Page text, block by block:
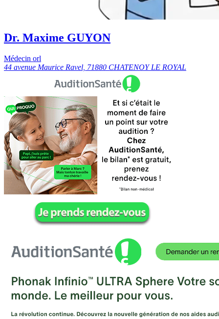
Dr. Maxime GUYON
Médecin orl
44 avenue Maurice Ravel, 71880 CHATENOY LE ROYAL